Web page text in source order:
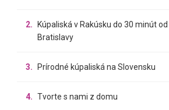
2.
Kúpaliská v Rakúsku do 30 minút od
Bratislavy
3. Prírodné kúpaliská na Slovensku
4. Tvorte s nami z domu